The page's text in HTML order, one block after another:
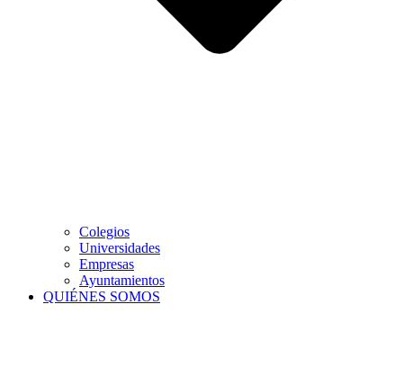
Colegios
Universidades
Empresas
Ayuntamientos
QUIÉNES SOMOS